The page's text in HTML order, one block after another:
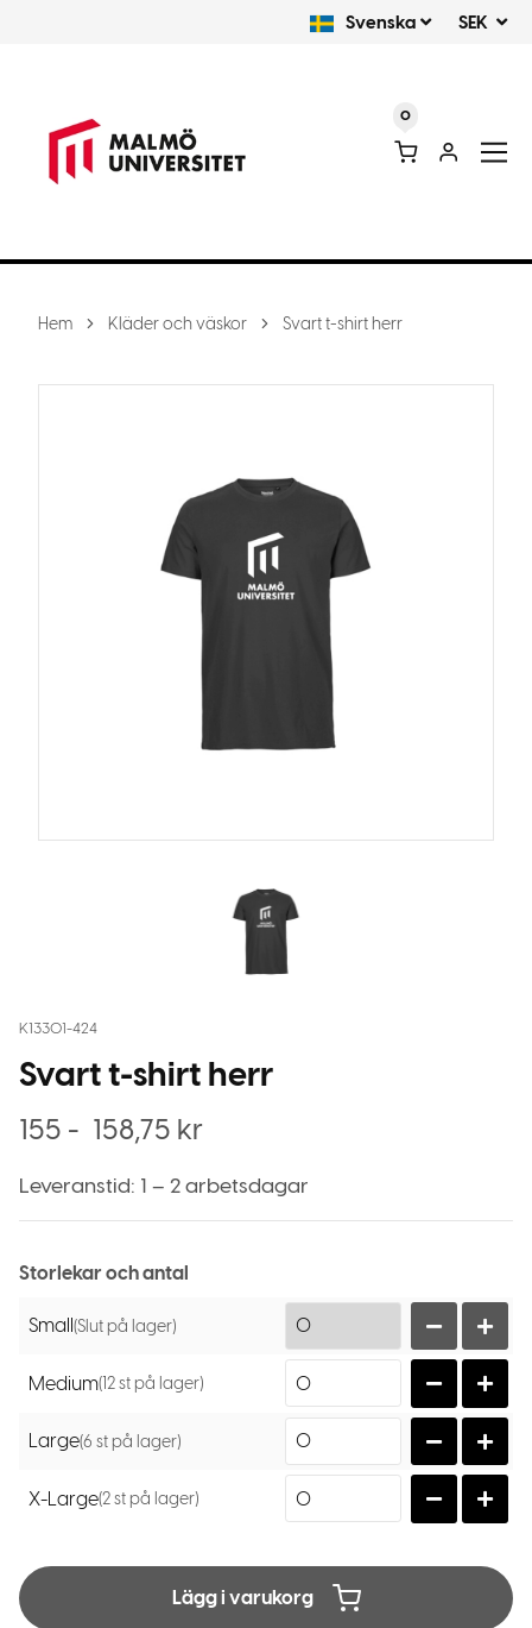
Svenska SEK
0
Hem Kläder och väskor Svart t-shirt herr
K13301-424
Svart t-shirt herr
155 - 158,75 kr
Leveranstid: 1 – 2 arbetsdagar
Storlekar och antal
Small(Slut på lager)
Medium(12 st på lager)
Large(6 st på lager)
X-Large(2 st på lager)
Lägg i varukorg